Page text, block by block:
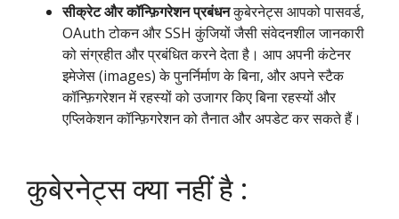
सीक्रेट और कॉन्फ़िगरेशन प्रबंधनकुबेरनेट्स आपको पासवर्ड,
OAuth टोकन और SSH कुंजियों जैसी संवेदनशील जानकारी
को संग्रहीत और प्रबंधित करने देता है। आप अपनी कंटेनर
इमेजेस (images) के पुनर्निर्माण के बिना, और अपने स्टैक
कॉन्फ़िगरेशन में रहस्यों को उजागर किए बिना रहस्यों और
एप्लिकेशन कॉन्फ़िगरेशन को तैनात और अपडेट कर सकते हैं।
कुबेरनेट्स क्या नहीं है :